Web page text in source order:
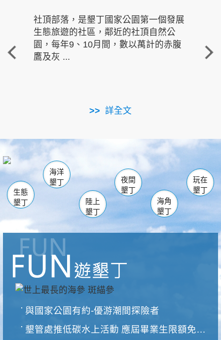
社頂部落，是墾丁國家公園第一個發展
生態旅遊的社區，鄰近的社頂自然公
園，每年9、10月間，數以萬計的赤腹
鷹及灰 ...
詳全文
重
走進
南仁湖
海生館
恆春 佳樂水
龍鑾潭自然中心 森林遊樂區
瓊麻館
關山 墾管處遊客中心
社頂公園 風吹沙
船帆石
白砂 龍磐公園
香蕉灣
砂島
鵝鑾鼻
生態
墾丁
海洋
墾丁
陸上
墾丁
夜間
墾丁
海角
墾丁
玩在
墾丁
與國家公園有約-優游潮間探險者
墾管處推低碳水上活動 應屆畢業生限額免費參加